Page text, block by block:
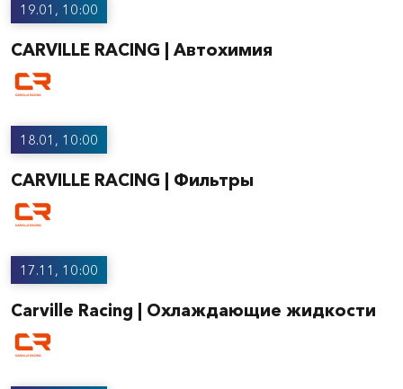
19.01, 10:00
CARVILLE RACING | Автохимия
18.01, 10:00
CARVILLE RACING | Фильтры
17.11, 10:00
Carville Racing | Охлаждающие жидкости